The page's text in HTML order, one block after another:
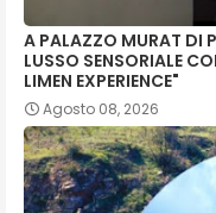
A PALAZZO MURAT DI
LUSSO SENSORIALE
LIMEN EXPERIENCE"
Agosto 08, 2026